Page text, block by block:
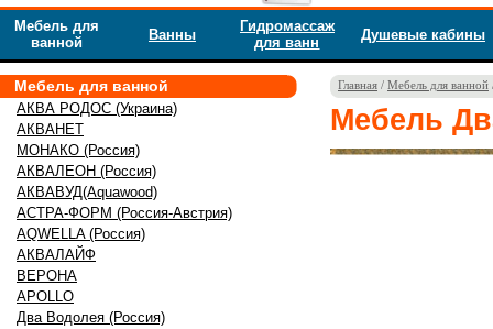
Мебель для
ванной
Ванны
Гидромассаж
для ванн
Душевые кабины
Мебель для ванной
АКВА РОДОС (Украина)
АКВАНЕТ
МОНАКО (Россия)
АКВАЛЕОН (Россия)
АКВАВУД(Aquawood)
АСТРА-ФОРМ (Россия-Австрия)
AQWELLA (Россия)
АКВАЛАЙФ
ВЕРОНА
APOLLO
Два Водолея (Россия)
Главная / Мебель для ванной
Мебель